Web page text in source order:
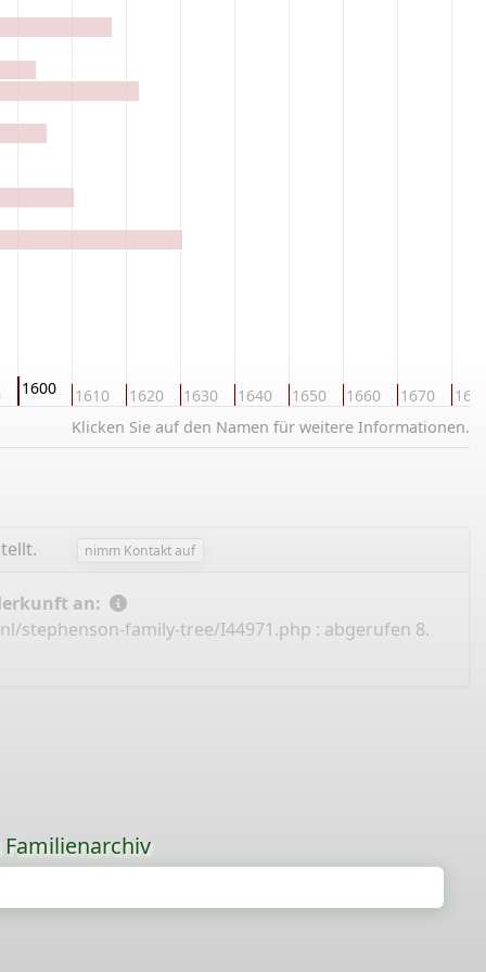
1600 1610 1620 1630 1640 1650 1660 1670
Klicken Sie auf den Namen für weitere Informationen.
nimm Kontakt auf
an:
stephenson-family-tree/I44971.php : abgerufen 8.